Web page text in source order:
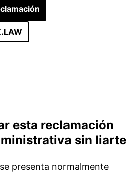
esta reclamación
sin liarte
presenta normalmente